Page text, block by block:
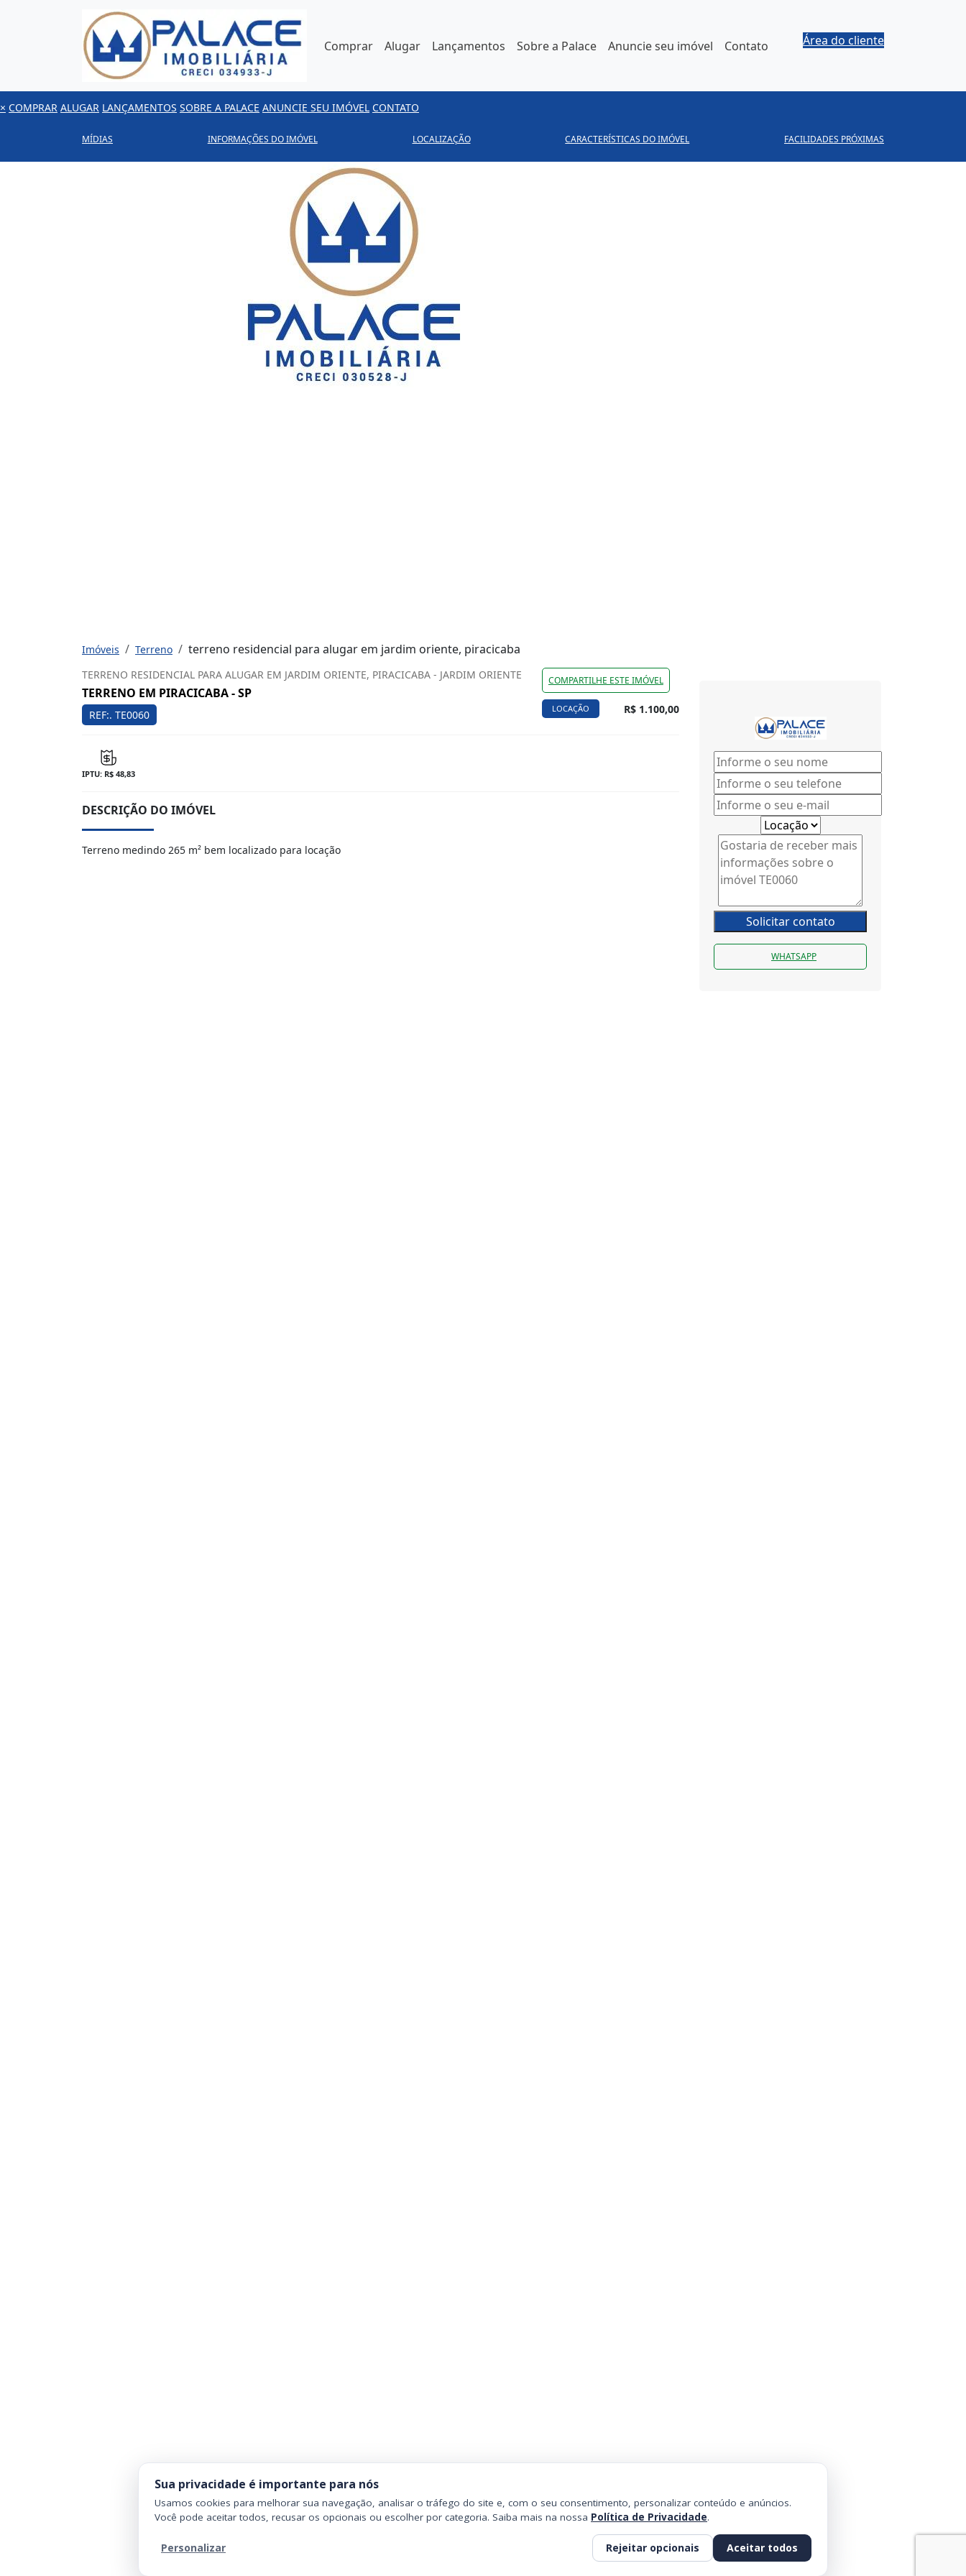
Comprar Alugar Lançamentos Sobre a Palace Anuncie seu imóvel Contato Área do cliente
× COMPRAR ALUGAR LANÇAMENTOS SOBRE A PALACE ANUNCIE SEU IMÓVEL CONTATO
MÍDIAS INFORMAÇÕES DO IMÓVEL LOCALIZAÇÃO CARACTERÍSTICAS DO IMÓVEL FACILIDADES PRÓXIMAS
Imóveis Terreno terreno residencial para alugar em jardim oriente, piracicaba
TERRENO RESIDENCIAL PARA ALUGAR EM JARDIM ORIENTE, PIRACICABA - JARDIM ORIENTE
TERRENO EM PIRACICABA - SP
REF:. TE0060
COMPARTILHE ESTE IMÓVEL
LOCAÇÃO R$ 1.100,00
IPTU: R$ 48,83
DESCRIÇÃO DO IMÓVEL
Terreno medindo 265 m² bem localizado para locação
Solicitar contato
WHATSAPP
Sua privacidade é importante para nós
Usamos cookies para melhorar sua navegação, analisar o tráfego do site e, com o seu consentimento, personalizar conteúdo e anúncios.
Você pode aceitar todos, recusar os opcionais ou escolher por categoria. Saiba mais na nossa Política de Privacidade.
Personalizar Rejeitar opcionais Aceitar todos